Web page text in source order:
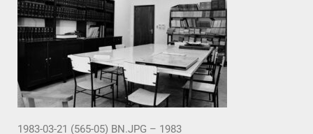
1983-03-21 (565-05) BN.JPG – 1983